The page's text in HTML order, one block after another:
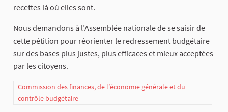
recettes là où elles sont.
Nous demandons à l’Assemblée nationale de se saisir de
cette pétition pour réorienter le redressement budgétaire
sur des bases plus justes, plus efficaces et mieux acceptées
par les citoyens.
Commission des finances, de l’économie générale et du
contrôle budgétaire